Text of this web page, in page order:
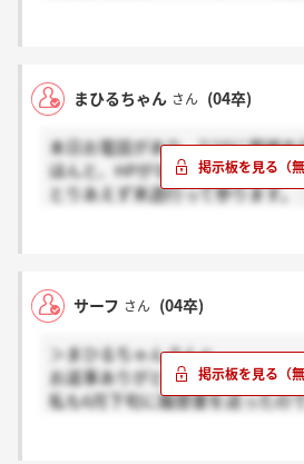
みなさん、志望動機とかどうし
会社訪問させていただいた時にお
女性が働きやすそうな職場環境と
情報が少ない中、志望動機を書
ね。
まひるちゃん さん (04卒)
本日お電話があり、7/15に面接を
ほんと、HPがないので情報があり
とりあえず来週行って参ります。
サーフ さん (04卒)
＞まひるちゃんさんへ
お返事ありがとうございます。そ
私も6月下旬に履歴書を送ったの